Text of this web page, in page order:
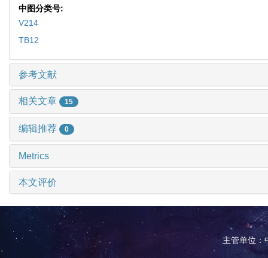
中图分类号:
V214
TB12
参考文献
相关文章 15
编辑推荐 0
Metrics
本文评价
主管单位：